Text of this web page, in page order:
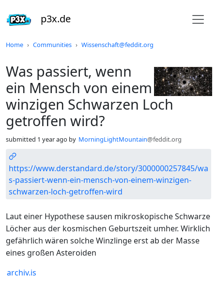
p3x.de
Home Communities Wissenschaft@feddit.org
Was passiert, wenn
ein Mensch von einem
winzigen Schwarzen Loch
getroffen wird?
submitted 1 year ago by MorningLightMountain@feddit.org
https://www.derstandard.de/story/3000000257845/wa
s-passiert-wenn-ein-mensch-von-einem-winzigen-
schwarzen-loch-getroffen-wird
Laut einer Hypothese sausen mikroskopische Schwarze
Löcher aus der kosmischen Geburtszeit umher. Wirklich
gefährlich wären solche Winzlinge erst ab der Masse
eines großen Asteroiden
archiv.is
Do not click this